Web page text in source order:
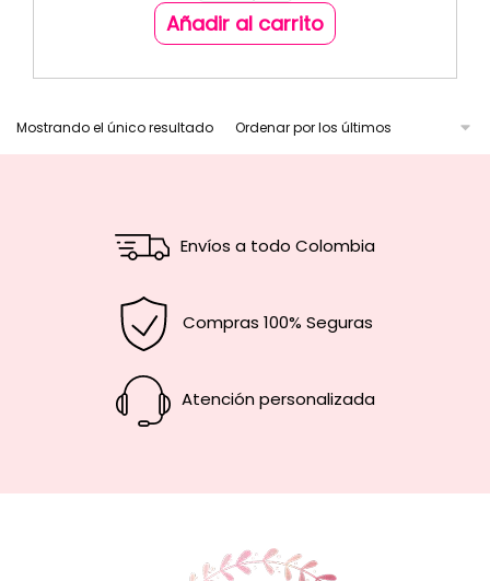
Añadir al carrito
Mostrando el único resultado
Envíos a todo Colombia
Compras 100% Seguras
Atención personalizada